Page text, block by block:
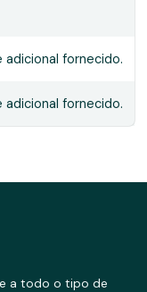
adicional fornecido.
adicional fornecido.
a todo o tipo de